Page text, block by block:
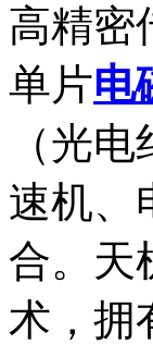
高精密
单片电
（光
速机、
合。天
术，拥